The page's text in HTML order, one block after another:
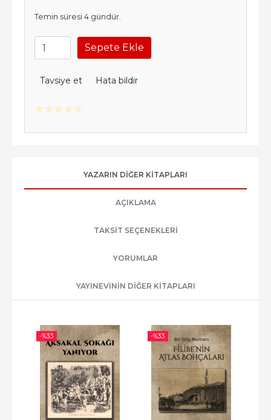
Temin süresi 4 gündür.
Sepete Ekle
Tavsiye et Hata bildir
YAZARIN DIĞER KITAPLARI
AÇIKLAMA
TAKSIT SEÇENEKLERI
YORUMLAR
YAYINEVININ DIĞER KITAPLARI
-%33 -%33